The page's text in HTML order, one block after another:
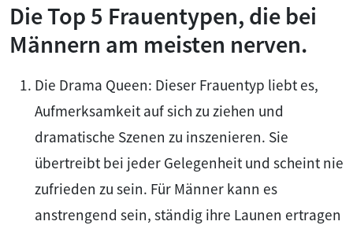
Die Top 5 Frauentypen, die bei
Männern am meisten nerven.
Die Drama Queen: Dieser Frauentyp liebt es,
Aufmerksamkeit auf sich zu ziehen und
dramatische Szenen zu inszenieren. Sie
übertreibt bei jeder Gelegenheit und scheint nie
zufrieden zu sein. Für Männer kann es
anstrengend sein, ständig ihre Launen ertragen